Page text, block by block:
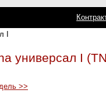
I
универсал I
>>